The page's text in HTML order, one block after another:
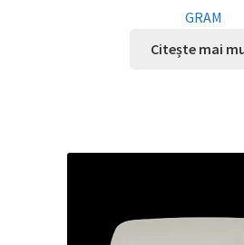
GRAM
Citește mai